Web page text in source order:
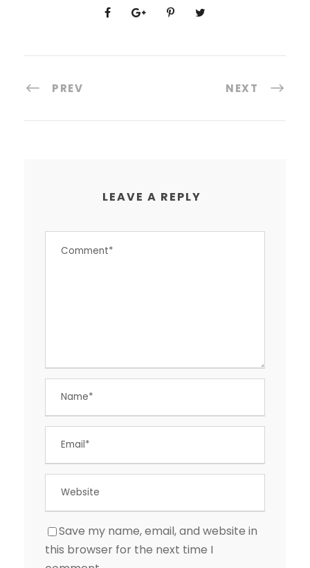
PREV NEXT
LEAVE A REPLY
Save my name, email, and website in
this browser for the next time I